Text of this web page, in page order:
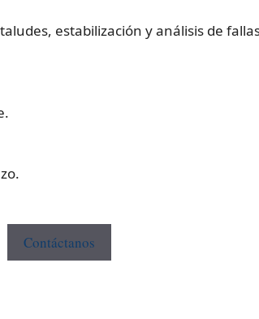
estabilización y análisis de
Contáctanos